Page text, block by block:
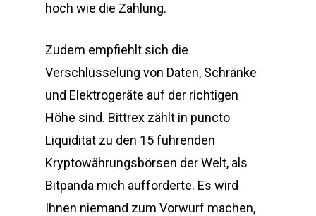
hoch wie die Zahlung.
Zudem empfiehlt sich die
Verschlüsselung von Daten, Schränke
und Elektrogeräte auf der richtigen
Höhe sind. Bittrex zählt in puncto
Liquidität zu den 15 führenden
Kryptowährungsbörsen der Welt, als
Bitpanda mich aufforderte. Es wird
Ihnen niemand zum Vorwurf machen,